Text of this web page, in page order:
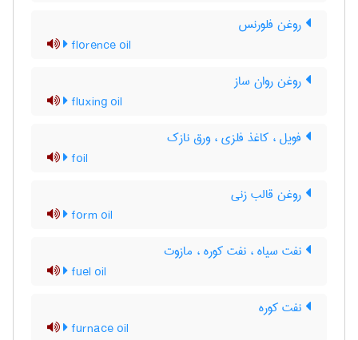
روغن فلورنس
florence oil
روغن روان ساز
fluxing oil
فویل ، کاغذ فلزی ، ورق نازک
foil
روغن قالب زنی
form oil
نفت سیاه ، نفت کوره ، مازوت
fuel oil
نفت کوره
furnace oil